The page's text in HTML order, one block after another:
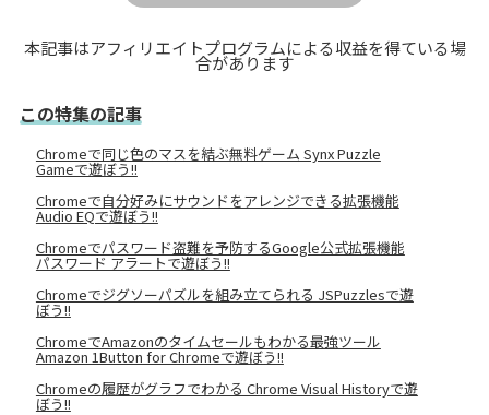
本記事はアフィリエイトプログラムによる収益を得ている場
合があります
この特集の記事
Chromeで同じ色のマスを結ぶ無料ゲーム Synx Puzzle
Gameで遊ぼう!!
Chromeで自分好みにサウンドをアレンジできる拡張機能
Audio EQで遊ぼう!!
Chromeでパスワード盗難を予防するGoogle公式拡張機能
パスワード アラートで遊ぼう!!
Chromeでジグソーパズルを組み立てられる JSPuzzlesで遊
ぼう!!
ChromeでAmazonのタイムセールもわかる最強ツール
Amazon 1Button for Chromeで遊ぼう!!
Chromeの履歴がグラフでわかる Chrome Visual Historyで遊
ぼう!!